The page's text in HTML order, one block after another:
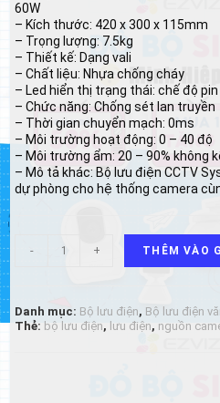
60W
– Kích thước: 420 x 300 x 115mm
– Trọng lượng: 7.5kg
– Thiết kế: Dạng vali
– Chất liệu: Nhựa chống cháy
– Led hiển thị trạng thái: chế độ pin
– Chức năng: Chống sét lan truyền
– Thời gian chuyển mạch: 0ms
– Môi trường hoạt động: 0 – 40 độ
– Môi trường ẩm: 20 – 90% không
– Mô tả khác: Bộ lưu điện CCTV
dự phòng cho hệ thống camera
220V
116CH
- + THÊM VÀO
Danh mục: Bộ lưu điện, Bộ lưu điện
Thẻ: bộ lưu điện, lưu điện, nguồn